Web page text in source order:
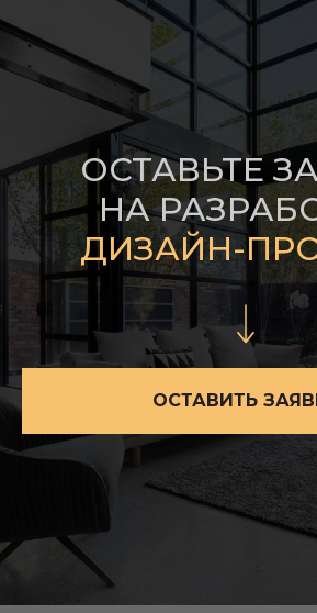
ОСТАВЬТЕ
НА
ДИЗАЙН-
ОСТАВИТЬ